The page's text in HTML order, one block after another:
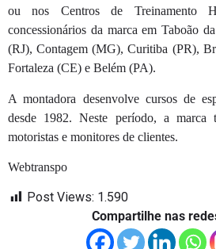
ou nos Centros de Treinamento
concessionários da marca em Taboão
(RJ), Contagem (MG), Curitiba (PR),
Fortaleza (CE) e Belém (PA).
A montadora desenvolve cursos de
desde 1982. Neste período, a marca
motoristas e monitores de clientes.
Webtranspo
Post Views: 1.590
Compartilhe nas